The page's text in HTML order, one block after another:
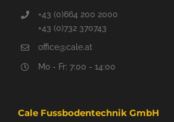
+43 (0)664 200 2000
+43 (0)732 370743
office@cale.at
Mo - Fr: 7:00 - 14:00
Cale Fussbodentechnik GmbH